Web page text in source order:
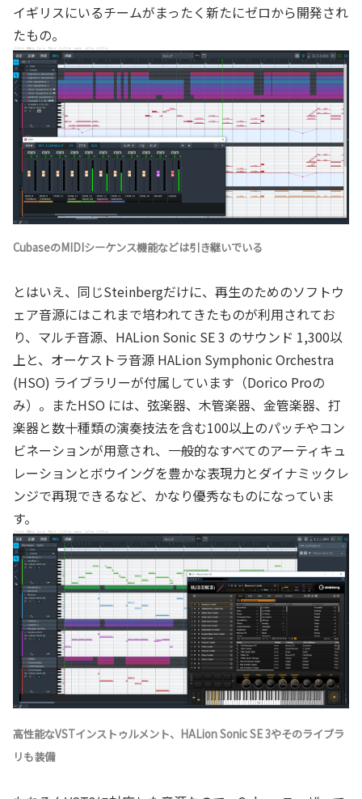
イギリスにいるチームがまったく新たにゼロから開発され
たもの。
CubaseのMIDIシーケンス機能などは引き継いでいる
とはいえ、同じSteinbergだけに、再生のためのソフトウ
ェア音源にはこれまで培われてきたものが利用されてお
り、マルチ音源、HALion Sonic SE 3 のサウンド 1,300以
上と、オーケストラ音源 HALion Symphonic Orchestra
(HSO) ライブラリーが付属しています（Dorico Proの
み）。またHSO には、弦楽器、木管楽器、金管楽器、打
楽器と数十種類の演奏技法を含む100以上のパッチやコン
ビネーションが用意され、一般的なすべてのアーティキュ
レーションとボウイングを豊かな表現力とダイナミックレ
ンジで再現できるなど、かなり優秀なものになっていま
す。
高性能なVSTインストゥルメント、HALion Sonic SE 3やそのライブラ
リも装備